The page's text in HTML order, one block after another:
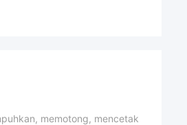
memotong, mencetak